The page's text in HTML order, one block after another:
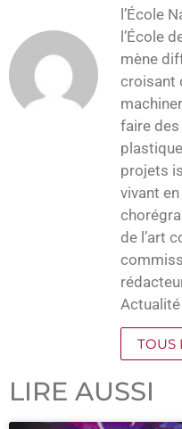
l’École
l’École
mène
croisant
faire
projets
vivant
de l’art
Actualité
TOUS
LIRE AUSSI